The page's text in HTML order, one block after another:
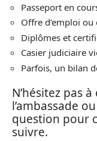
Passeport en
Offre d’emploi
Diplômes et
Casier judiciaire
Parfois, un bilan
N’hésitez pas
l’ambassade
question pour
suivre.